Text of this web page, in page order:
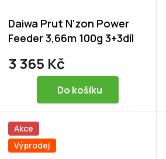
Daiwa Prut N'zon Power
Feeder 3,66m 100g 3+3díl
3 365 Kč
Do košíku
Akce
Výprodej